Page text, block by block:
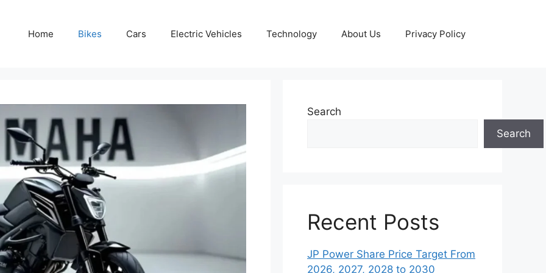
Home Bikes Cars Electric Vehicles Technology About Us Privacy Policy
Search
Search
Recent Posts
JP Power Share Price Target From
2026, 2027, 2028 to 2030